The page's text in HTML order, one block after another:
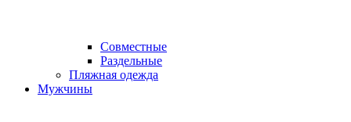
Совместные
Раздельные
Пляжная одежда
Мужчины